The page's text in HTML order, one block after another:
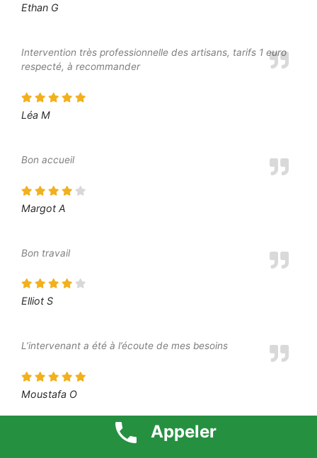
Ethan G
Intervention très professionnelle des artisans, tarifs 1 euro
respecté, à recommander
Léa M
Bon accueil
Margot A
Bon travail
Elliot S
L’intervenant a été à l’écoute de mes besoins
Moustafa O
Je suis très content du résultat finalAppeler